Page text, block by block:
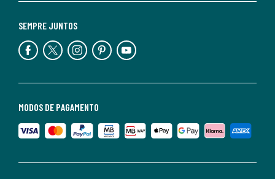
MODOS DE PAGAMENTO
SEMPRE JUNTOS